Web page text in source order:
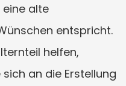
alte
entspricht.
helfen,
an die Erstellung